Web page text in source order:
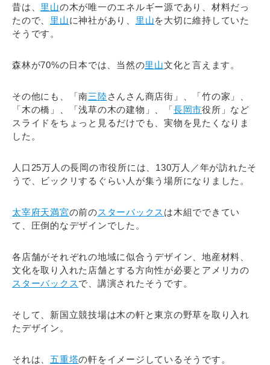
昔は、 里山の木が唯一のエネルギー源であり、材料だっ
たので、 里山に神社があり、 里山を大切に維持していた
そうです。
森林が70%の日本では、当然の里山文化と言えます。
その他にも、「南三陸さんさん商店街」、「竹の家」、
「木の橋」、「浅草の木の建物」、「長岡市役所」など
スライドをちょっと見るだけでも、実物を見たくなりま
した。
人口25万人の長岡の市役所には、130万人／年が訪れたそ
うで、ビックリするぐらい人が集う場所になりました。
太宰府天満宮の前のスターバックス は木組でできてい
て、圧倒的なデザインでした。
各店舗がそれぞれの地域に似合うデザイン、地産材料、
文化を取り入れた店舗とする方向性が必要とアメリカの
スターバックスで、講演されたそうです。
そして、新国立競技場は木の軒と東京の野草を取り入れ
たデザイン。
それは、 五重塔の軒をイメージしているそうです。